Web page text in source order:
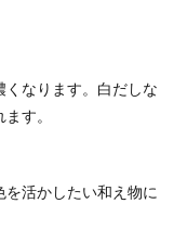
なります。白だしな
す。
活かしたい和え物に